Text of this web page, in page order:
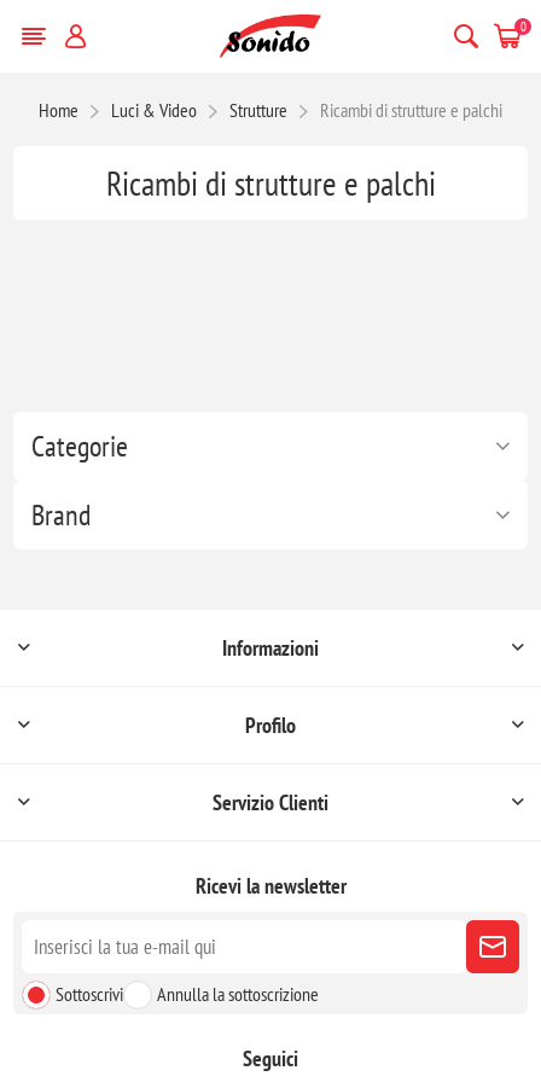
0
Home Luci & Video Strutture Ricambi di strutture e palchi
Categorie
Brand
Ricambi di strutture e palchi
Informazioni
Profilo
Servizio Clienti
Ricevi la newsletter
Sottoscrivi Annulla la sottoscrizione
Seguici